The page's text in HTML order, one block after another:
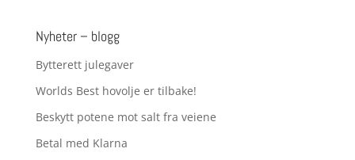
Nyheter – blogg
Bytterett julegaver
Worlds Best hovolje er tilbake!
Beskytt potene mot salt fra veiene
Betal med Klarna